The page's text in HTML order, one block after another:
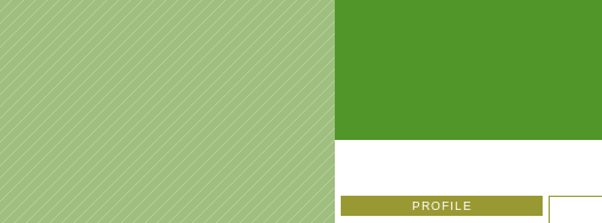
PROFILE